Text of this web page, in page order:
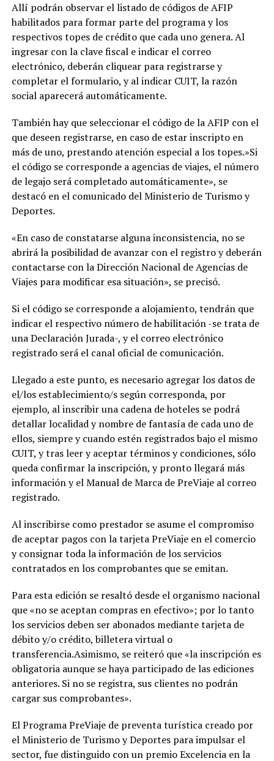
Allí podrán observar el listado de códigos de AFIP
habilitados para formar parte del programa y los
respectivos topes de crédito que cada uno genera. Al
ingresar con la clave fiscal e indicar el correo
electrónico, deberán cliquear para registrarse y
completar el formulario, y al indicar CUIT, la razón
social aparecerá automáticamente.
También hay que seleccionar el código de la AFIP con el
que deseen registrarse, en caso de estar inscripto en
más de uno, prestando atención especial a los topes.»Si
el código se corresponde a agencias de viajes, el número
de legajo será completado automáticamente», se
destacó en el comunicado del Ministerio de Turismo y
Deportes.
«En caso de constatarse alguna inconsistencia, no se
abrirá la posibilidad de avanzar con el registro y deberán
contactarse con la Dirección Nacional de Agencias de
Viajes para modificar esa situación», se precisó.
Si el código se corresponde a alojamiento, tendrán que
indicar el respectivo número de habilitación -se trata de
una Declaración Jurada-, y el correo electrónico
registrado será el canal oficial de comunicación.
Llegado a este punto, es necesario agregar los datos de
el/los establecimiento/s según corresponda, por
ejemplo, al inscribir una cadena de hoteles se podrá
detallar localidad y nombre de fantasía de cada uno de
ellos, siempre y cuando estén registrados bajo el mismo
CUIT, y tras leer y aceptar términos y condiciones, sólo
queda confirmar la inscripción, y pronto llegará más
información y el Manual de Marca de PreViaje al correo
registrado.
Al inscribirse como prestador se asume el compromiso
de aceptar pagos con la tarjeta PreViaje en el comercio
y consignar toda la información de los servicios
contratados en los comprobantes que se emitan.
Para esta edición se resaltó desde el organismo nacional
que «no se aceptan compras en efectivo»; por lo tanto
los servicios deben ser abonados mediante tarjeta de
débito y/o crédito, billetera virtual o
transferencia.Asimismo, se reiteró que «la inscripción es
obligatoria aunque se haya participado de las ediciones
anteriores. Si no se registra, sus clientes no podrán
cargar sus comprobantes».
El Programa PreViaje de preventa turística creado por
el Ministerio de Turismo y Deportes para impulsar el
sector, fue distinguido con un premio Excelencia en la